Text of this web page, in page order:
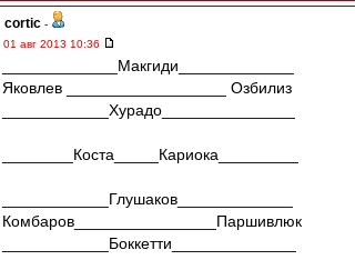
cortic -
01 авг 2013 10:36
_____________Макгиди_____________
Яковлев __________________ Озбилиз
____________Хурадо_______________
________Коста_____Кариока_________
____________Глушаков_____________
Комбаров________________Паршивлюк
____________Боккетти______________